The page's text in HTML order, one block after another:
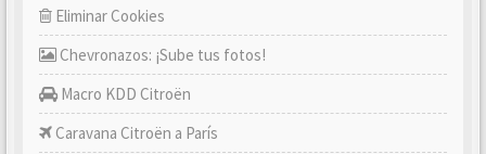
Eliminar Cookies
Chevronazos: ¡Sube tus fotos!
Macro KDD Citroën
Caravana Citroën a París